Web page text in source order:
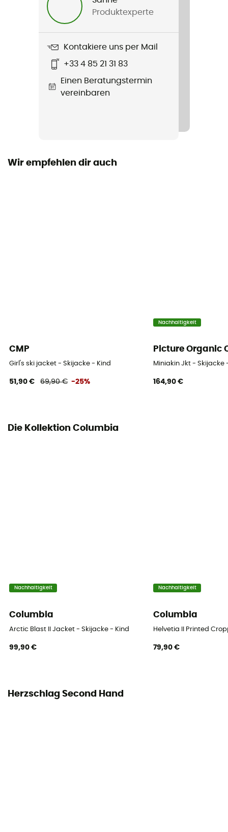
Coreshot Anorak
Omni-Tech™
Technologien
Winddicht
Taschen
5 Taschen
Material
Produktexperte
Kontakiere uns per Mail
+33 4 85 21 31 83
Einen Beratungstermin
vereinbaren
Wir empfehlen dir auch
CMP
Girl's ski jacket - Skijacke - Kind
51,90 € 69,90 € -25%
Nachhaltigkeit
Picture Organic
Miniakin Jkt - Skijacke
164,90 €
Die Kollektion Columbia
Nachhaltigkeit
Columbia
Arctic Blast II Jacket - Skijacke - Kind
99,90 €
Nachhaltigkeit
Columbia
Helvetia II Printed
79,90 €
Herzschlag Second Hand